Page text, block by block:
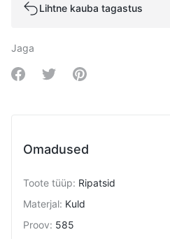
Lihtne kauba tagastus
Jaga
Share on Facebook
Share on Twitter
Share on Pinterest
Omadused
Toote tüüp: Ripatsid
Materjal: Kuld
Proov: 585